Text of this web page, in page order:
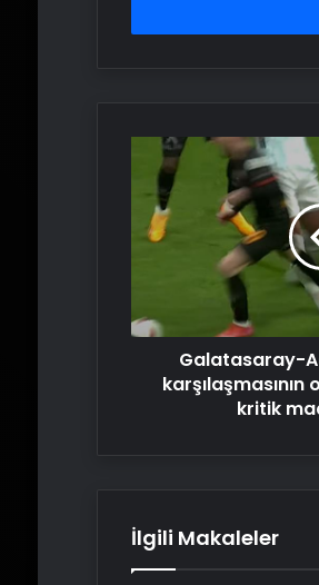
Galatasaray-
Adana
Demirspor
karşılaşmasının
olay
maça
Galatasaray-
kritik
İlgili Makaleler